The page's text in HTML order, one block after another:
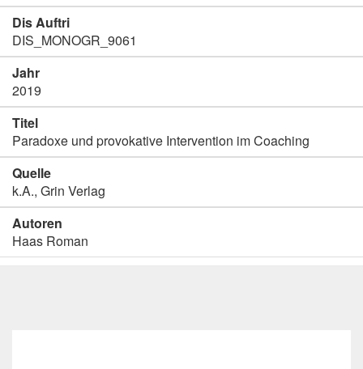
Dis Auftri
DIS_MONOGR_9061
Jahr
2019
Titel
Paradoxe und provokative Intervention im Coaching
Quelle
k.A., Grin Verlag
Autoren
Haas Roman